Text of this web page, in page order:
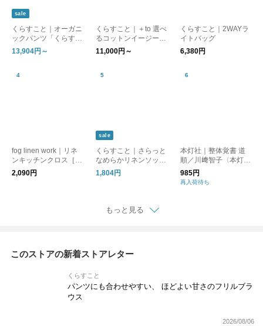
sale
くらすこと｜オーガニ
ックパンツ「くらすこ
との日常生活着」
13,904円～
くらすこと｜＋to 選べ
るコットンイージーパ
ンツ
11,000円～
くらすこと｜2WAYラ
イトバッグ
6,380円
fog linen work｜リネ
ンキッチンクロス［ギ
フト/贈り物］
2,090円
sale
くらすこと｜さらっと
なめらかリネンソック
ス［ギフト/贈り物］
1,804円
本灯社｜整体覚書 道
順／川﨑智子〈本灯社
の本〉
985円
再入荷待ち
もっと見る
このストアの新着ストアレター
くらすこと
パンツにも合わせやすい、 ほどよい甘さのフリルブラ
ウス
2026/08/06